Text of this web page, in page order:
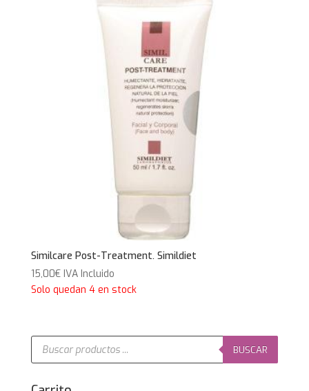
Similcare Post-Treatment. Simildiet
15,00€ IVA Incluido
Solo quedan 4 en stock
Búsqueda
productos
BUSCAR